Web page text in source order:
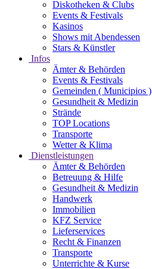
Diskotheken & Clubs
Events & Festivals
Kasinos
Shows mit Abendessen
Stars & Künstler
Infos
Ämter & Behörden
Events & Festivals
Gemeinden ( Municipios )
Gesundheit & Medizin
Strände
TOP Locations
Transporte
Wetter & Klima
Dienstleistungen
Ämter & Behörden
Betreuung & Hilfe
Gesundheit & Medizin
Handwerk
Immobilien
KFZ Service
Lieferservices
Recht & Finanzen
Transporte
Unterrichte & Kurse